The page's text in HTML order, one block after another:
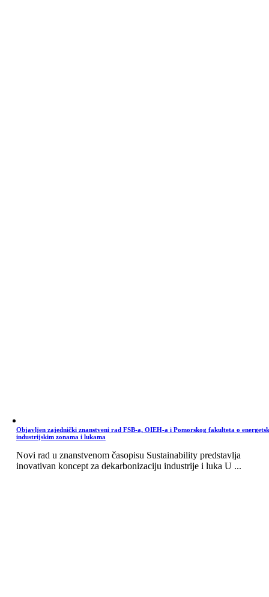
Objavljen zajednički znanstveni rad FSB-a, OIEH-a i Pomorskog fakulteta o
industrijskim zonama i lukama
Novi rad u znanstvenom časopisu Sustainability predstavlja
inovativan koncept za dekarbonizaciju industrije i luka U ...